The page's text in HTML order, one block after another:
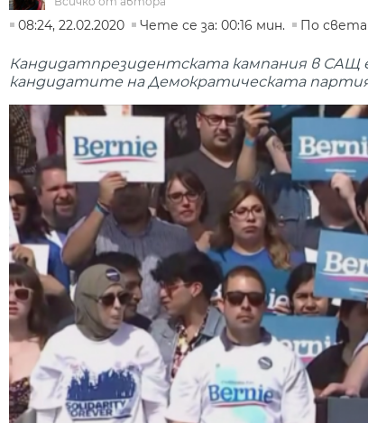
08:24, 22.02.2020
Чете се за: 00:16 мин. По света
Кандидатпрезидентската кампания в САЩ
кандидатите на Демократическата партия